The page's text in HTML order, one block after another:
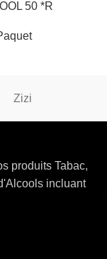
50 *R
Zizi
produits Tabac,
incluant